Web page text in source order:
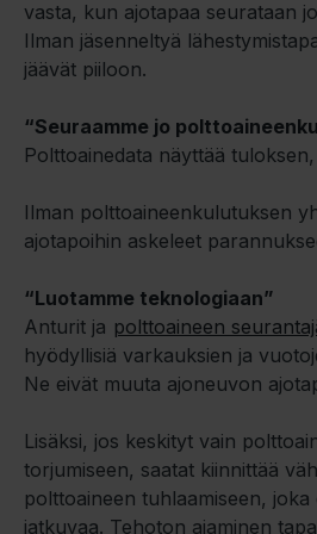
vasta, kun ajotapaa seurataan
Ilman jäsenneltyä
jäävät piiloon.
“Seuraamme jo
Polttoainedata näyttää
Ilman polttoaineenkulutuksen
ajotapoihin askeleet
“Luotamme teknologiaan”
Anturit ja polttoaineen
hyödyllisiä varkauksien ja
Ne eivät muuta ajoneuvon
Lisäksi, jos keskityt vain
torjumiseen, saatat kiinnittää
polttoaineen tuhlaamiseen, joka
jatkuvaa. Tehoton ajaminen